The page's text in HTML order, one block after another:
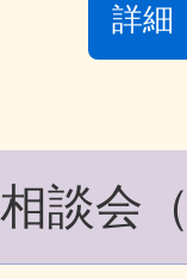
詳細
談会